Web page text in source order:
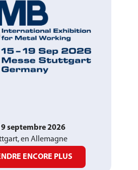
septembre 2026
en Allemagne
ENCORE PLUS